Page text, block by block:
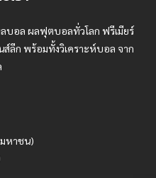
บอล ผลฟุตบอลทั่วโลก ฟรีเมียร์
ลีก พร้อมทั้งวิเคราะห์บอล จาก
หาชน)